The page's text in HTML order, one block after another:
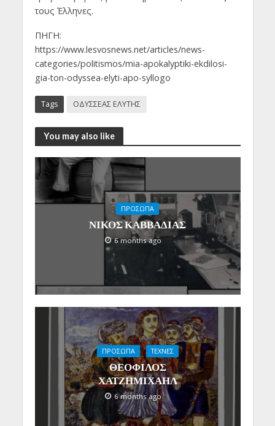
τους Έλληνες.
ΠΗΓΗ:
https://www.lesvosnews.net/articles/news-
categories/politismos/mia-apokalyptiki-ekdilosi-
gia-ton-odyssea-elyti-apo-syllogo
Tags ΟΔΥΣΣΕΑΣ ΕΛΥΤΗΣ
You may also like
ΠΡΟΣΩΠΑ
ΝΙΚΟΣ ΚΑΒΒΑΔΙΑΣ
6 months ago
ΠΡΟΣΩΠΑ ΤΕΧΝΕΣ
ΘΕΟΦΙΛΟΣ
ΧΑΤΖΗΜΙΧΑΗΛ
6 months ago